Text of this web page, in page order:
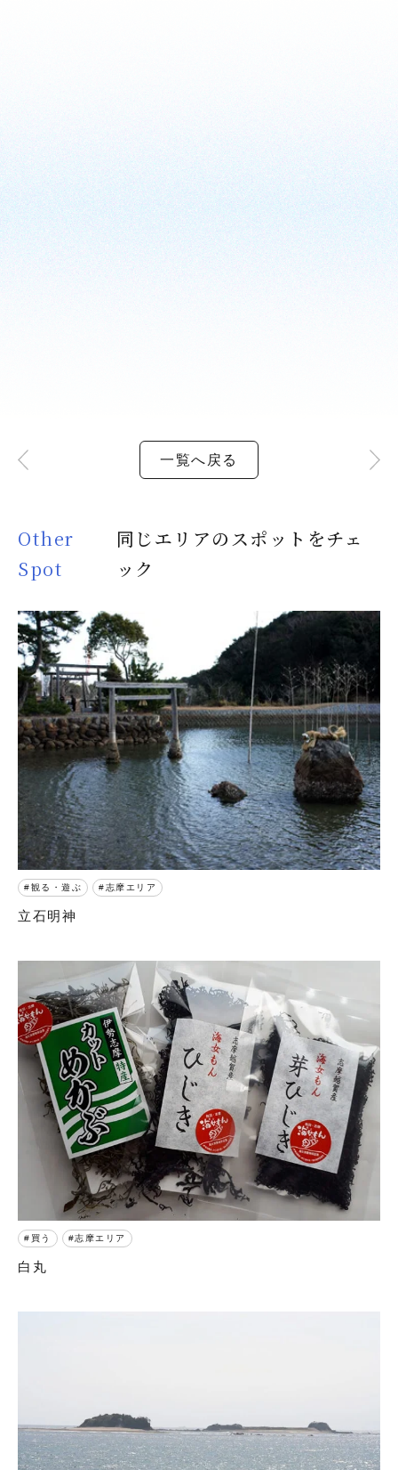
一覧へ戻る
Other
Spot
同じエリアのスポットをチェ
ック
観る・遊ぶ 志摩エリア
立石明神
買う 志摩エリア
白丸